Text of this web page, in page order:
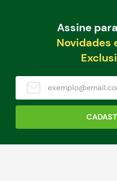
Assine
Novidades